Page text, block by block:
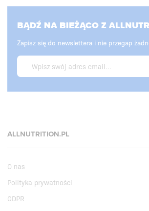
BĄDŹ NA BIEŻĄCO Z
Zapisz się do newslettera i nie przegap
ALLNUTRITION.PL
O nas
Polityka prywatności
GDPR